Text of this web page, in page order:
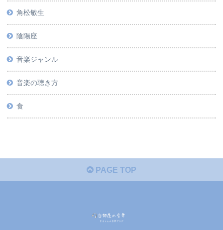
角松敏生
陰陽座
音楽ジャンル
音楽の聴き方
食
PAGE TOP